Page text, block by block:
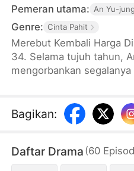
Pemeran utama: An Yu-jung
Genre: Cinta Pahit
Merebut Kembali Harga
34. Selama tujuh tahun,
mengorbankan
tahunnya, Anna akhinya
dan putrinya lebih
memutus semua ikatan
bangkit untuk merebut
Bagikan:
Daftar Drama (60